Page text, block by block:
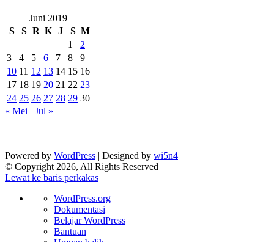
Juni 2019
S
S R K J S M
1
2
3
4 5 6 7 8
9
10 11 12 13 14 15 16
17 18 19 20 21 22 23
24 25 26 27 28 29 30
« Mei
Jul »
Powered by WordPress | Designed by wi5n4
© Copyright 2026, All Rights Reserved
Lewat ke baris perkakas
Tentang
WordPress
WordPress.org
Dokumentasi
Belajar WordPress
Bantuan